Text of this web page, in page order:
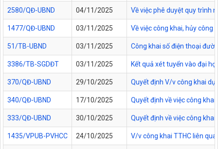
2580/QĐ-UBND 04/11/2025 Về việc phê duyệt quy trình
1477/QĐ-UBND 03/11/2025 Về việc công khai, hủy công
51/TB-UBND 03/11/2025 Công khai số điện thoại
3386/TB-SGDĐT 03/11/2025 Kết quả xét tuyển vào đại
370/QĐ-UBND 29/10/2025 Quyết định V/v công khai
340/QĐ-UBND 17/10/2025 Quyết định về việc công
333/QĐ-UBND 30/10/2025 Quyết định về việc công
1435/VPUB-PVHCC 24/10/2025 V/v công khai TTHC liên